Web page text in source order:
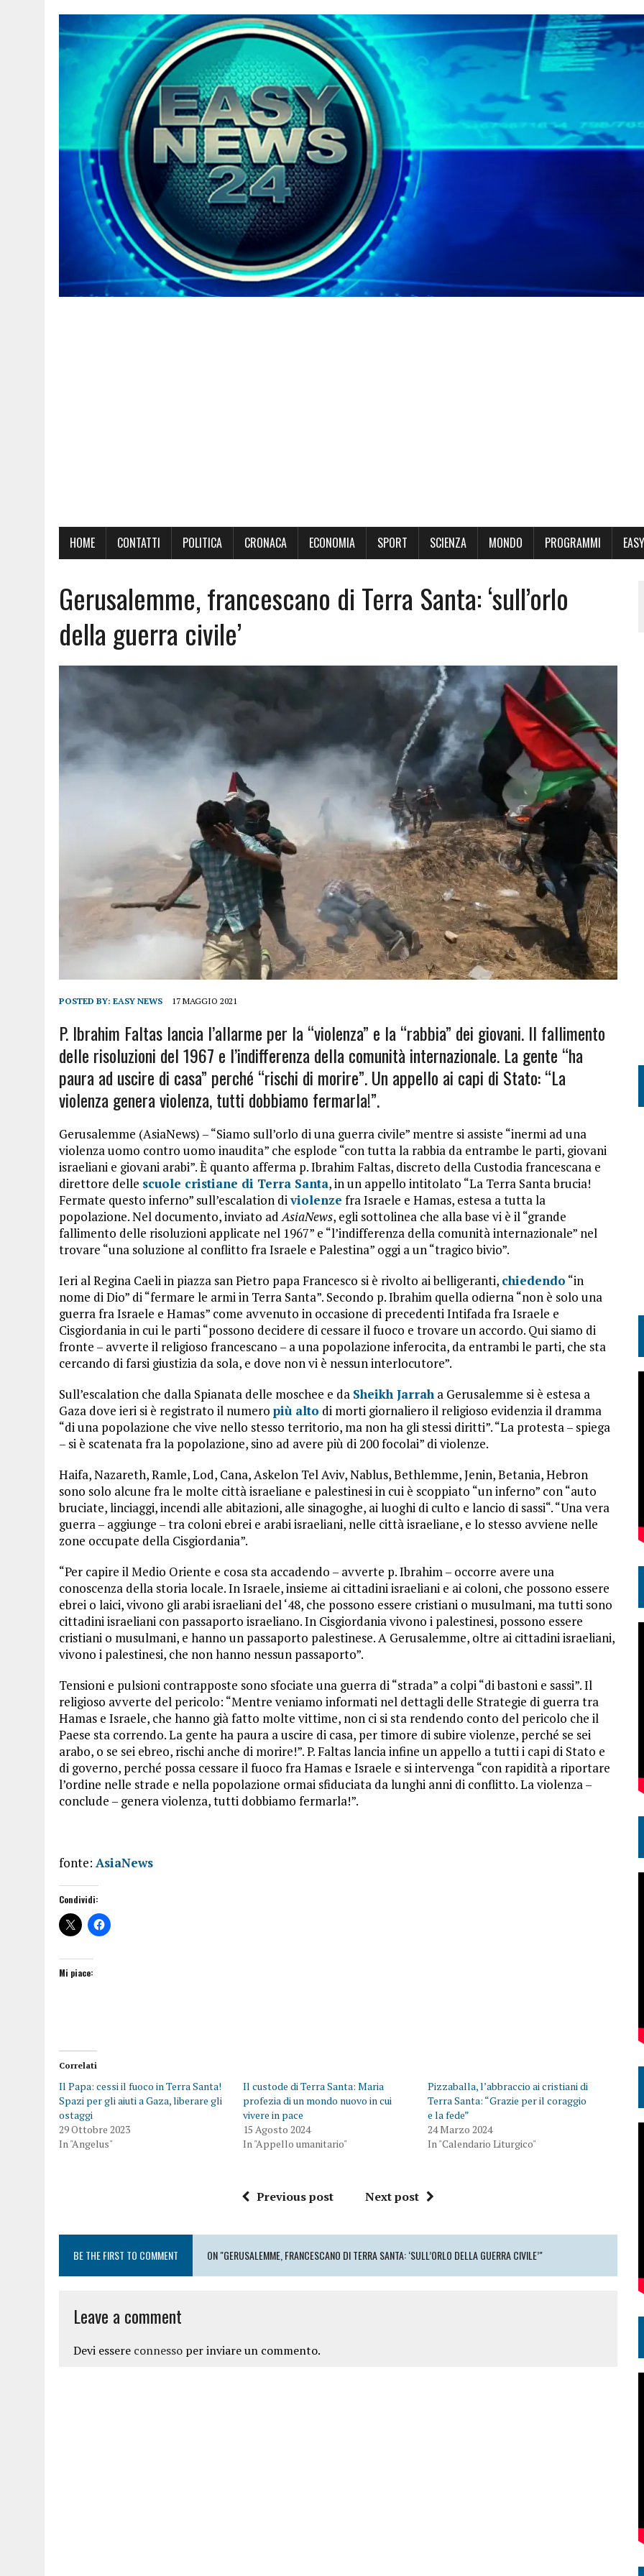
HOME CONTATTI POLITICA CRONACA ECONOMIA SPORT SCIENZA MONDO PROGRAMMI
Gerusalemme, francescano di Terra Santa: ‘sull’orlo
della guerra civile’
POSTED BY: EASY NEWS 17 MAGGIO 2021
P. Ibrahim Faltas lancia l’allarme per la “violenza” e la “rabbia” dei giovani. Il fallimento
delle risoluzioni del 1967 e l’indifferenza della comunità internazionale. La gente “ha
paura ad uscire di casa” perché “rischi di morire”. Un appello ai capi di Stato: “La
violenza genera violenza,tutti dobbiamo fermarla!”.
Gerusalemme (AsiaNews) – “Siamo sull’orlo di una guerra civile” mentre si assiste “inermi ad una
violenza uomo contro uomo inaudita” che esplode “con tutta la rabbia da entrambe le parti, giovani
israeliani e giovani arabi”. È quanto afferma p. Ibrahim Faltas, discreto della Custodia francescana e
direttore delle scuole cristiane di Terra Santa, in un appello intitolato “La Terra Santa brucia!
Fermate questo inferno” sull’escalation diviolenze fra Israele e Hamas, estesa a tutta la
popolazione. Nel documento, inviato adAsiaNews, egli sottolinea che alla base vi è il “grande
fallimento delle risoluzioni applicate nel 1967” e “l’indifferenza della comunità internazionale” nel
trovare “una soluzione al conflitto fra Israele e Palestina” oggi a un “tragico bivio”.
Ieri al Regina Caeli in piazza san Pietro papa Francesco si è rivolto ai belligeranti, chiedendo “in
nome di Dio” di “fermare le armi in Terra Santa”. Secondo p. Ibrahim quella odierna “non è solo una
guerra fra Israele e Hamas” come avvenuto in occasione di precedenti Intifada fra Israele e
Cisgiordania in cui le parti “possono decidere di cessare il fuoco e trovare un accordo. Qui siamo di
fronte – avverte il religioso francescano – a una popolazione inferocita, da entrambi le parti, che sta
cercando di farsi giustizia da sola, e dove non vi è nessun interlocutore”.
Sull’escalation che dalla Spianata delle moschee e da Sheikh Jarrah a Gerusalemme si è estesa a
Gaza dove ieri si è registrato il numero più alto di morti giornaliero il religioso evidenzia il dramma
“di una popolazione che vive nello stesso territorio, ma non ha gli stessi diritti”. “La protesta – spiega
– si è scatenata fra la popolazione, sino ad avere più di 200 focolai” di violenze.
Haifa, Nazareth, Ramle, Lod, Cana, Askelon Tel Aviv, Nablus, Bethlemme, Jenin, Betania, Hebron
sono solo alcune fra le molte città israeliane e palestinesi in cui è scoppiato “un inferno” con “auto
bruciate, linciaggi, incendi alle abitazioni, alle sinagoghe, ai luoghi di culto e lancio di sassi“. “Una vera
guerra – aggiunge – tra coloni ebrei e arabi israeliani, nelle città israeliane, e lo stesso avviene nelle
zone occupate della Cisgiordania”.
“Per capire il Medio Oriente e cosa sta accadendo – avverte p. Ibrahim – occorre avere una
conoscenza della storia locale. In Israele, insieme ai cittadini israeliani e ai coloni, che possono essere
ebrei o laici, vivono gli arabi israeliani del ‘48, che possono essere cristiani o musulmani, ma tutti sono
cittadini israeliani con passaporto israeliano. In Cisgiordania vivono i palestinesi, possono essere
cristiani o musulmani, e hanno un passaporto palestinese. A Gerusalemme, oltre ai cittadini israeliani,
vivono i palestinesi, che non hanno nessun passaporto”.
Tensioni e pulsioni contrapposte sono sfociate una guerra di “strada” a colpi “di bastoni e sassi”. Il
religioso avverte del pericolo: “Mentre veniamo informati nel dettagli delle Strategie di guerra tra
Hamas e Israele, che hanno già fatto molte vittime, non ci si sta rendendo conto del pericolo che il
Paese sta correndo. La gente ha paura a uscire di casa, per timore di subire violenze, perché se sei
arabo, o se sei ebreo, rischi anche di morire!”. P. Faltas lancia infine un appello a tutti i capi di Stato e
di governo, perché possa cessare il fuoco fra Hamas e Israele e si intervenga “con rapidità a riportare
l’ordine nelle strade e nella popolazione ormai sfiduciata da lunghi anni di conflitto. La violenza –
conclude – genera violenza, tutti dobbiamo fermarla!”.
fonte: AsiaNews
Condividi:
Mi piace:
Correlati
Il Papa: cessi il fuoco in Terra Santa!
Spazi per gli aiuti a Gaza, liberare gli
ostaggi
29 Ottobre 2023
In "Angelus"
Il custode di Terra Santa: Maria
profezia di un mondo nuovo in cui
vivere in pace
15 Agosto 2024
In "Appello umanitario"
Pizzaballa, l’abbraccio ai cristiani di
Terra Santa: “Grazie per il coraggio
e la fede”
24 Marzo 2024
In "Calendario Liturgico"
Previous post Next post
BE THE FIRST TO COMMENT ON "GERUSALEMME, FRANCESCANO DI TERRA SANTA: ‘SULL’ORLO DELLA GUERRA CIVILE’"
Leave a comment
Devi essere connesso per inviare un commento.